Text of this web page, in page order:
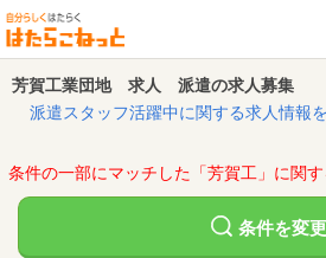
芳賀工業団地 求人 派遣の求人募集
派遣スタッフ活躍中に関する求人情報
条件の一部にマッチした「芳賀工」に関す
条件を変